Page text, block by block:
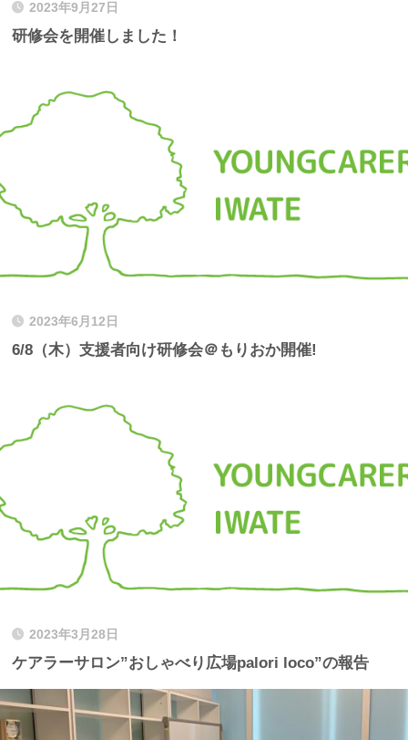
2023年9月27日
研修会を開催しました！
2023年6月12日
6/8（木）支援者向け研修会＠もりおか開催!
2023年3月28日
ケアラーサロン”おしゃべり広場palori loco”の報告